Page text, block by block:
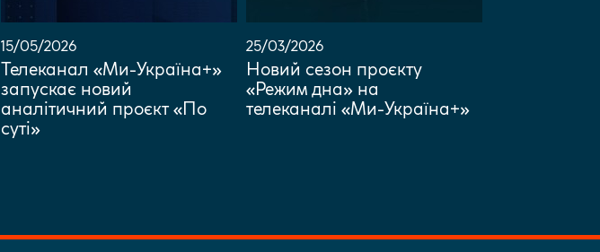
15/05/2026
Телеканал «Ми-Україна+»
запускає новий
аналітичний проєкт «По
суті»
25/03/2026
Новий сезон проєкту
«Режим дна» на
телеканалі «Ми-Україна+»